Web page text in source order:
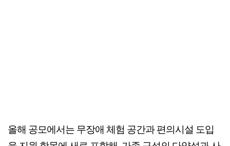
올해 공모에서는 무장애 체험 공간과 편의시설 도입